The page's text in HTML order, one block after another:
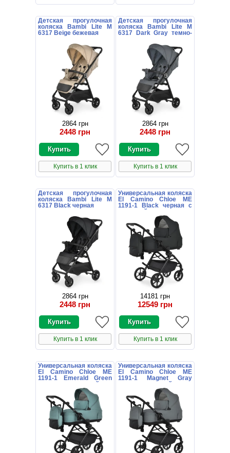
Детская прогулочная
коляска Bambi Lite M
6317 Beige бежевая
2864 грн
2448 грн
Купить в 1 клик
Детская прогулочная
коляска Bambi Lite M
6317 Dark Gray темно-
2864 грн
2448 грн
Купить в 1 клик
Детская прогулочная
коляска Bambi Lite M
6317 Black черная
2864 грн
2448 грн
Купить в 1 клик
Универсальная коляска
El Camino Chloe ME
1191-1 Black черная с
сумочкой
14181 грн
12549 грн
Купить в 1 клик
Универсальная коляска
El Camino Chloe ME
1191-1 Emerald Green
зеленая с сумочкой
Универсальная коляска
El Camino Chloe ME
1191-1 Magnet Gray
серая с сумочкой